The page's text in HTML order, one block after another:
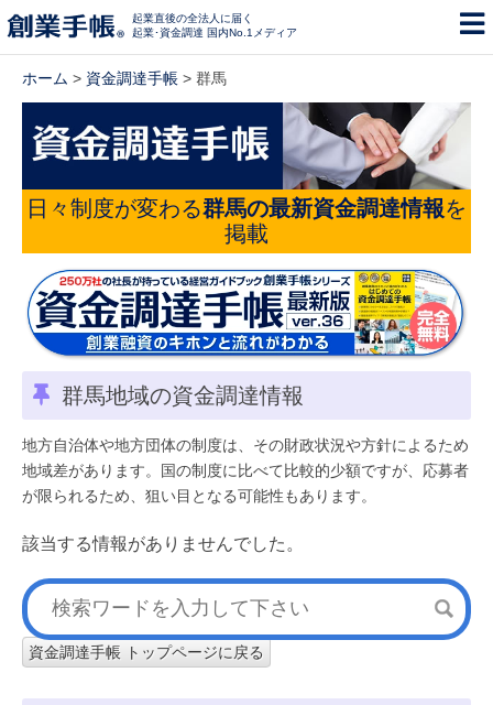
起業直後の全法人に届く
起業･資金調達 国内No.1メディア
ホーム > 資金調達手帳 > 群馬
日々制度が変わる群馬の最新資金調達情報を
掲載
群馬地域の資金調達情報
地方自治体や地方団体の制度は、その財政状況や方針によるため
地域差があります。国の制度に比べて比較的少額ですが、応募者
が限られるため、狙い目となる可能性もあります。
該当する情報がありませんでした。
資金調達手帳 トップページに戻る